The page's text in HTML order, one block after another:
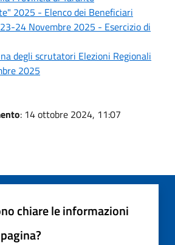
2025 - Elenco dei Beneficiari
24 Novembre 2025 - Esercizio di
degli scrutatori Elezioni Regionali
2025
: 14 ottobre 2024, 11:07
chiare le informazioni